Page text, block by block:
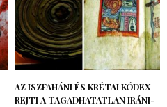
AZ ISZFAHÁNI ÉS KRÉTAI KÓDEX
REJTI A TAGADHATATLAN IRÁNI-